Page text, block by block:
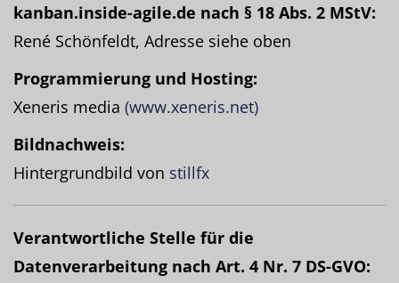
kanban.inside-agile.de nach § 18 Abs. 2 MStV:
René Schönfeldt, Adresse siehe oben
Programmierung und Hosting:
Xeneris media (www.xeneris.net)
Bildnachweis:
Hintergrundbild von stillfx
Verantwortliche Stelle für die
Datenverarbeitung nach Art. 4 Nr. 7 DS-GVO: